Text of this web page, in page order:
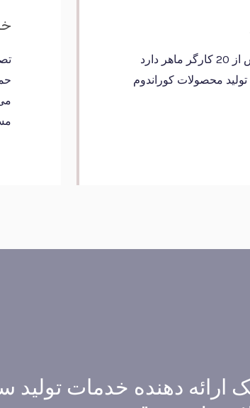
هنان سیچنگ بیش از 20 کارگر ماهر دارد
محصولات کوراندوم
دهنده خدمات تولید